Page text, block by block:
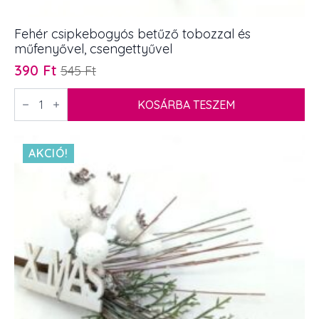
Fehér csipkebogyós betűző tobozzal és
műfenyővel, csengettyűvel
545Ft
Original
price
was:
390 Ft
Current
price
Fehér
csipkebogyós
műfenyővel,
csengettyűvel
mennyiség
KOSÁRBA TESZEM
AKCIÓ!